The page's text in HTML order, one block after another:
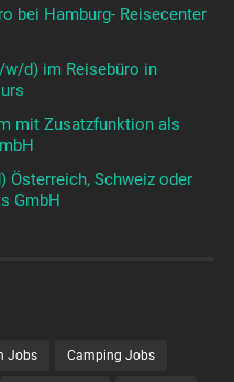
bei Hamburg- Reisecenter
d) im Reisebüro in
mit Zusatzfunktion als
Österreich, Schweiz oder
GmbH
Jobs Camping Jobs